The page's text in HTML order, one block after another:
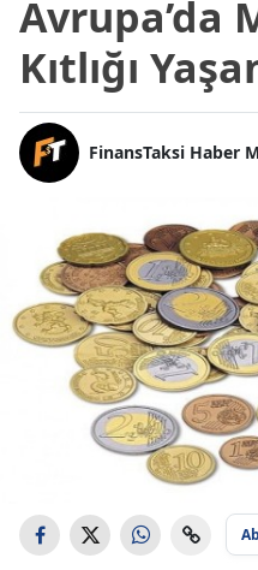
Avrupa’da
Kıtlığı
FinansTaksi Haber